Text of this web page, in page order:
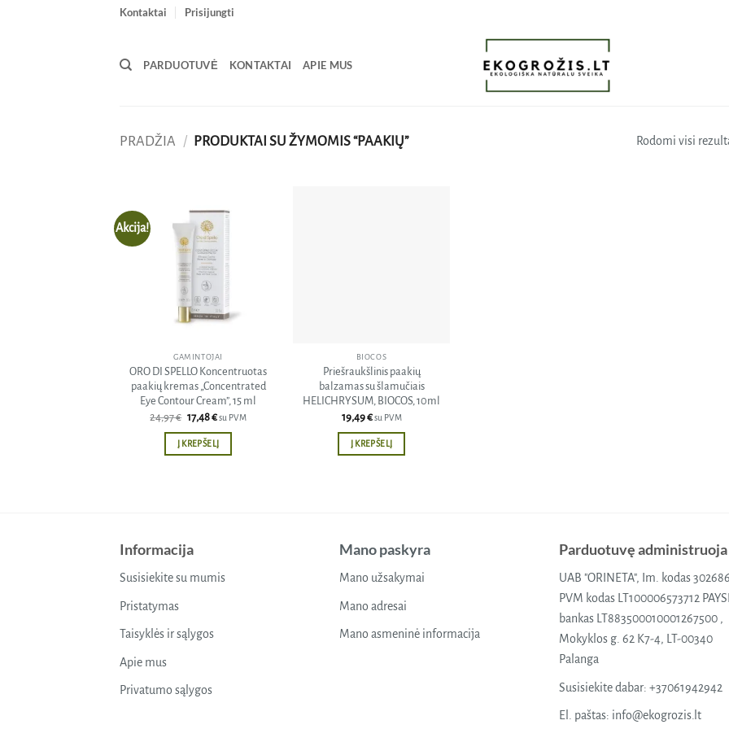
Kontaktai Prisijungti
PARDUOTUVĖ KONTAKTAI APIE MUS
PRADŽIA / PRODUKTAI SU ŽYMOMIS “PAAKIŲ” Rodomi visi
Akcija!
GAMINTOJAI
ORO DI SPELLO Koncentruotas
paakių kremas „Concentrated
Eye Contour Cream”, 15 ml
24,97€ Original
was:
24,97 €.
17,48€Current
is:
17,48 €.
su PVM
Į KREPŠELĮ
BIOCOS
Priešraukšlinis paakių
balzamas su šlamučiais
HELICHRYSUM, BIOCOS, 10ml
19,49€ su PVM
Į KREPŠELĮ
Informacija
Susisiekite su mumis
Pristatymas
Taisyklės ir sąlygos
Apie mus
Privatumo sąlygos
Mano paskyra
Mano užsakymai
Mano adresai
Mano asmeninė informacija
Parduotuvę administruoja
UAB "ORINETA", Im. kodas
PVM kodas LT100006573712
bankas LT883500010001267500 ,
Mokyklos g. 62 K7-4, LT-00340
Palanga
Susisiekite dabar: +37061942942
El. paštas: info@ekogrozis.lt